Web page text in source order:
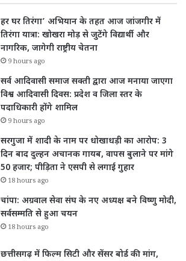
हर घर तिरंगा’ अभियान के तहत आज जांजगीर में
तिरंगा यात्रा: खोखरा मोड़ से जुटेंगे विद्यार्थी और
नागरिक, जागेगी राष्ट्रीय चेतना
9 hours ago
सर्व आदिवासी समाज सक्ती द्वारा आज मनाया जाएगा
विश्व आदिवासी दिवस: प्रदेश व जिला स्तर के
पदाधिकारी होंगे शामिल
9 hours ago
सरगुजा में शादी के नाम पर धोखाधड़ी का आरोप: 3
दिन बाद दुल्हन अचानक गायब, वापस बुलाने पर मांगे
50 हजार; पीड़िता ने एसपी से लगाई गुहार
18 hours ago
चांपा: अग्रवाल सेवा संघ के नए अध्यक्ष बने विष्णु मोदी,
सर्वसम्मति से हुआ चयन
18 hours ago
छत्तीसगढ़ में फिल्म सिटी और सेंसर बोर्ड की मांग,